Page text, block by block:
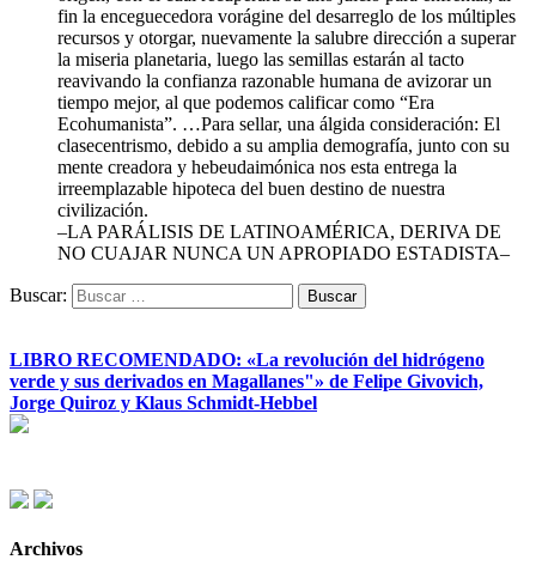
fin la enceguecedora vorágine del desarreglo de los múltiples
recursos y otorgar, nuevamente la salubre dirección a superar
la miseria planetaria, luego las semillas estarán al tacto
reavivando la confianza razonable humana de avizorar un
tiempo mejor, al que podemos calificar como “Era
Ecohumanista”. …Para sellar, una álgida consideración: El
clasecentrismo, debido a su amplia demografía, junto con su
mente creadora y hebeudaimónica nos esta entrega la
irreemplazable hipoteca del buen destino de nuestra
civilización.
–LA PARÁLISIS DE LATINOAMÉRICA, DERIVA DE
NO CUAJAR NUNCA UN APROPIADO ESTADISTA–
Buscar:
LIBRO RECOMENDADO: «La revolución del hidrógeno
verde y sus derivados en Magallanes"» de Felipe Givovich,
Jorge Quiroz y Klaus Schmidt-Hebbel
Archivos